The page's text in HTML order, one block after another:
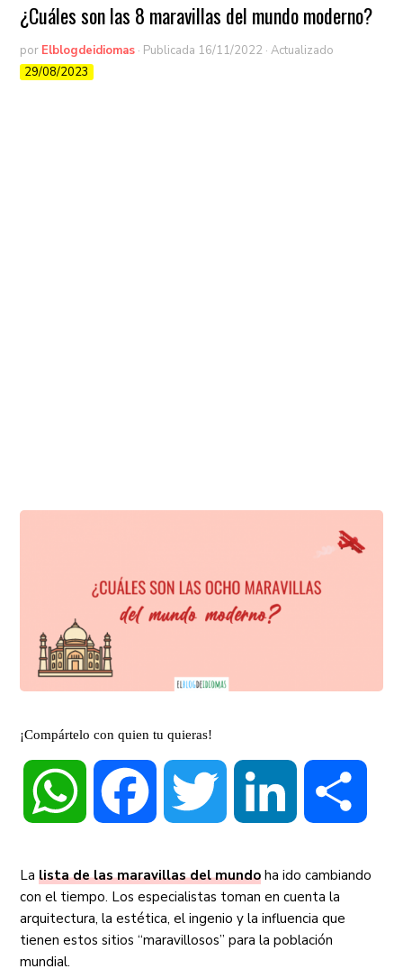
¿Cuáles son las 8 maravillas del mundo moderno?
por Elblogdeidiomas · Publicada 16/11/2022 · Actualizado
29/08/2023
¡Compártelo con quien tu quieras!
WhatsApp Facebook Twitter LinkedIn
Lalista de las maravillas del mundo ha ido cambiando
con el tiempo. Los especialistas toman en cuenta la
arquitectura, la estética, el ingenio y la influencia que
tienen estos sitios “maravillosos” para la población
mundial.